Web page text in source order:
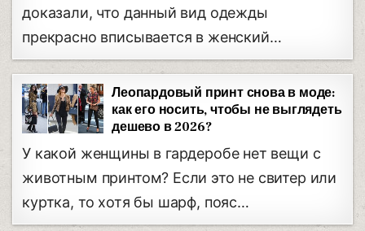
доказали, что данный вид одежды
прекрасно вписывается в женский…
Леопардовый принт снова в моде:
как его носить, чтобы не выглядеть
дешево в 2026?
У какой женщины в гардеробе нет вещи с
животным принтом? Если это не свитер или
куртка, то хотя бы шарф, пояс…